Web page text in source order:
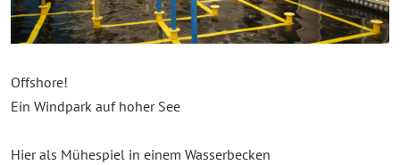
Offshore!
Ein Windpark auf hoher See
Hier als Mühespiel in einem Wasserbecken